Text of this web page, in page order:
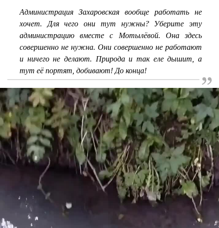
Администрация Захаровская вообще работать не
хочет. Для чего они тут нужны? Уберите эту
администрацию вместе с Мотылёвой. Она здесь
совершенно не нужна. Они совершенно не работают
и ничего не делают. Природа и так еле дышит, а
тут её портят, добивают! До конца!